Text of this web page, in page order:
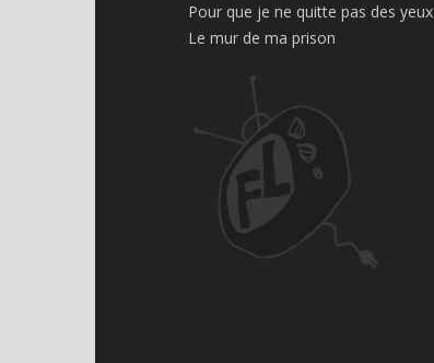
Pour que je ne quitte pas des yeux
Le mur de ma prison